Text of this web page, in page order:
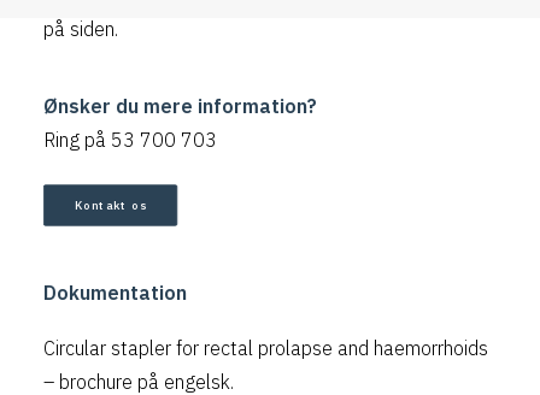
på siden.
Ønsker du mere information?
Ring på 53 700 703
Kontakt os
Dokumentation
Circular stapler for rectal prolapse and haemorrhoids
– brochure på engelsk.